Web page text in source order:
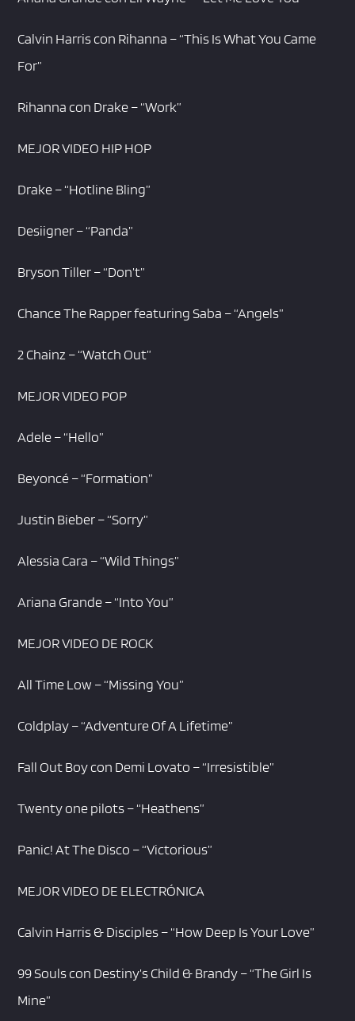
Calvin Harris con Rihanna – “This Is What You Came
For”
Rihanna con Drake – “Work”
MEJOR VIDEO HIP HOP
Drake – “Hotline Bling”
Desiigner – “Panda”
Bryson Tiller – “Don’t”
Chance The Rapper featuring Saba – “Angels”
2 Chainz – “Watch Out”
MEJOR VIDEO POP
Adele – “Hello”
Beyoncé – “Formation”
Justin Bieber – “Sorry”
Alessia Cara – “Wild Things”
Ariana Grande – “Into You”
MEJOR VIDEO DE ROCK
All Time Low – “Missing You”
Coldplay – “Adventure Of A Lifetime”
Fall Out Boy con Demi Lovato – “Irresistible”
Twenty one pilots – “Heathens”
Panic! At The Disco – “Victorious”
MEJOR VIDEO DE ELECTRÓNICA
Calvin Harris & Disciples – “How Deep Is Your Love”
99 Souls con Destiny’s Child & Brandy – “The Girl Is
Mine”